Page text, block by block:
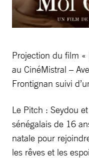
Projection du film
au CinéMistral –
Frontignan suivi
Le Pitch : Seydou
sénégalais de 16
natale pour
les rêves et les